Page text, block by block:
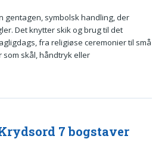
gentagen, symbolsk handling, der
Det knytter skik og brug til det
fra religiøse ceremonier til små
som skål, håndtryk eller
7 bogstaver